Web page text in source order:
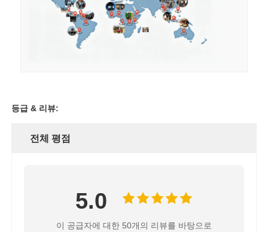
등급 & 리뷰:
전체 평점
5.0
이 공급자에 대한 50개의 리뷰를 바탕으로